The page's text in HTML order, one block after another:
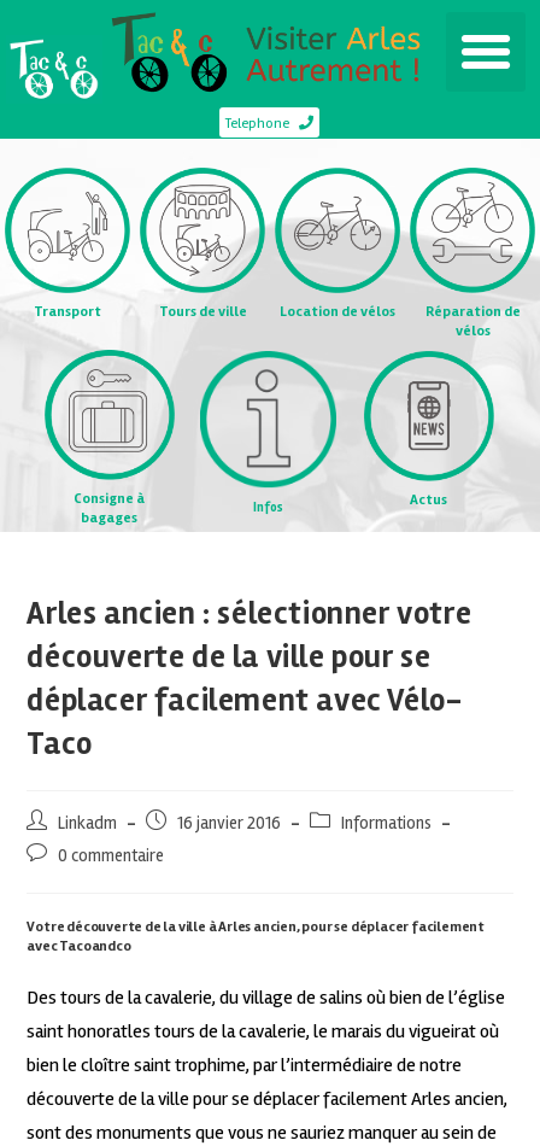
Telephone
Transport Tours de ville Location de vélos
Réparation de
vélos
Consigne à
bagages
Infos Actus
Arles ancien : sélectionner votre
découverte de la ville pour se
déplacer facilement avec Vélo-
Taco
Linkadm 16 janvier 2016
Informations
0 commentaire
Votre découverte de la ville à Arles ancien, pour se déplacer facilement
avec Tacoandco
Des tours de la cavalerie, du village de salins où bien de l’église
saint honoratles tours de la cavalerie, le marais du vigueirat où
bien le cloître saint trophime, par l’intermédiaire de notre
découverte de la ville pour se déplacer facilement Arles ancien,
sont des monuments que vous ne sauriez manquer au sein de